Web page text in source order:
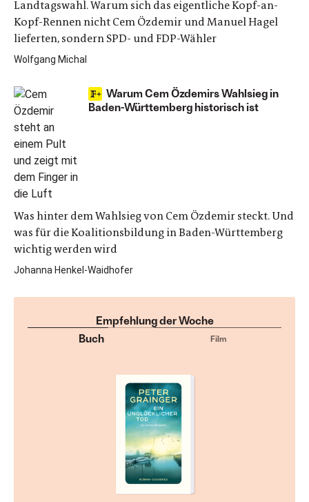
Landtagswahl. Warum sich das eigentliche Kopf-an-
Kopf-Rennen nicht Cem Özdemir und Manuel Hagel
lieferten, sondern SPD- und FDP-Wähler
Wolfgang Michal
Warum Cem Özdemirs Wahlsieg in
Baden-Württemberg historisch ist
Was hinter dem Wahlsieg von Cem Özdemir steckt. Und
was für die Koalitionsbildung in Baden-Württemberg
wichtig werden wird
Johanna Henkel-Waidhofer
Empfehlung der Woche
Buch
Film